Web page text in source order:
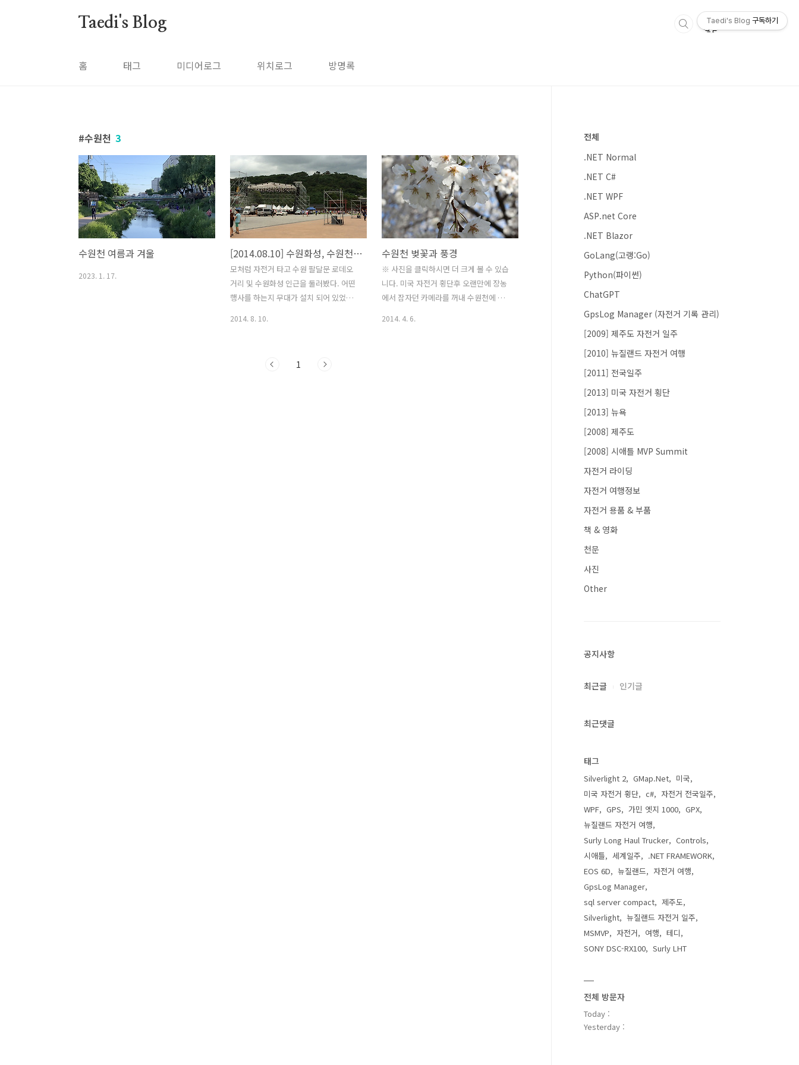
Taedi's Blog
홈 태그 미디어로그 위치로그 방명록
수원천 3
수원천 여름과 겨울
2023. 1. 17.
[2014.08.10] 수원화성, 수원천 우중 라이딩
모처럼 자전거 타고 수원 팔달문 로데오
거리 및 수원화성 인근을 둘러봤다. 어떤
행사를 하는지 무대가 설치 되어 있었고
하고 있었다. 근 한달만에 라이딩 하러 나
2014. 8. 10.
수원천 벚꽃과 풍경
※ 사진을 클릭하시면 더 크게 볼 수 있습
니다. 미국 자전거 횡단후 오랜만에 장농
에서 잠자던 카메라를 꺼내 수원천에 나
2014. 4. 6.
1
전체
.NET Normal
.NET C#
.NET WPF
ASP.net Core
.NET Blazor
GoLang(고랭:Go)
Python(파이썬)
ChatGPT
GpsLog Manager (자전거 기록 관리)
[2009] 제주도 자전거 일주
[2010] 뉴질랜드 자전거 여행
[2011] 전국일주
[2013] 미국 자전거 횡단
[2013] 뉴욕
[2008] 제주도
[2008] 시애틀 MVP Summit
자전거 라이딩
자전거 여행정보
자전거 용품 & 부품
책 & 영화
천문
사진
Other
공지사항
최근글 인기글
최근댓글
태그
Silverlight 2 GMap.Net
미국
미국 자전거 횡단
c#
자전거 전국일주
WPF
GPS 가민 엣지 1000
GPX
뉴질랜드 자전거 여행
Surly Long Haul Trucker
Controls
시애틀
세계일주
.NET FRAMEWORK
EOS 6D
뉴질랜드
자전거 여행
GpsLog Manager
sql server compact
제주도
Silverlight
뉴질랜드 자전거 일주
MSMVP
자전거 여행
테디
SONY DSC-RX100
Surly LHT
전체 방문자
Today :
Yesterday :
Taedi's Blog 구독하기